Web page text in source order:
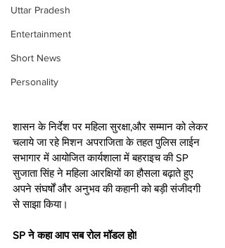
Uttar Pradesh
Entertainment
Short News
Personality
शासन के निर्देश पर महिला सुरक्षा,और सम्मान को लेकर
चलाये जा रहे मिशन अपराजिता के तहत पुलिस लाईन
सभागार में आयोजित कार्यशाला में बहराइच की SP
सुजाता सिंह ने महिला आरक्षियों का हौसला बढ़ाते हुए
अपने संघर्षों और अनुभव की कहानी को बड़ी संजीदगी
से साझा किया।
SP ने कहा आप सब रोल मॉडल हो!